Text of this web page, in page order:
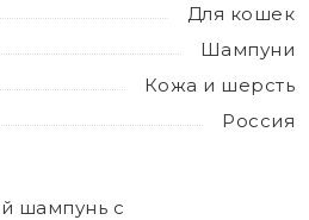
Для кошек
Шампуни
Кожа и шерсть
Россия
шампунь с